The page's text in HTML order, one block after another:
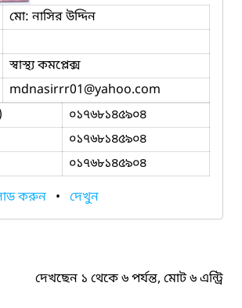
মো: নাসির উদ্দিন
স্বাস্থ্য কমপ্লেক্স
mdnasirrr01@yahoo.com
০১৭৬৮১৪৫৯০৪
০১৭৬৮১৪৫৯০৪
০১৭৬৮১৪৫৯০৪
করুন • দেখুন
দেখছেন ১ থেকে ৬ পর্যন্ত, মোট ৬ এন্ট্রি